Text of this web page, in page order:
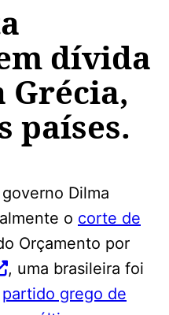
dívida
Grécia,
países.
Dilma
o corte de
Orçamento por
, uma brasileira foi
partido grego de